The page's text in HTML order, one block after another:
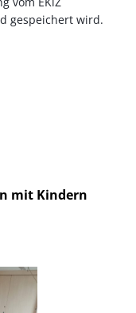
gespeichert wird.
mit Kindern